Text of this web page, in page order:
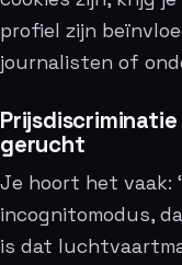
profiel zijn
journalisten of
gerucht
Je hoort het vaak:
incognitomodus,
is dat